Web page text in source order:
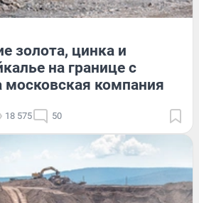
золота, цинка и
на границе с
московская компания
18 575 50